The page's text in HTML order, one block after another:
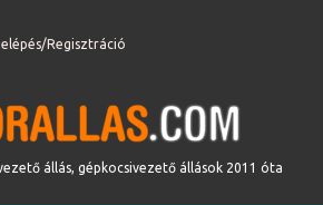
Regisztráció
állás, gépkocsivezető állások 2011 óta